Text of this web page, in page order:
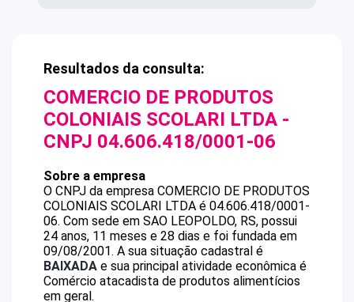
Resultados da consulta:
COMERCIO DE PRODUTOS
COLONIAIS SCOLARI LTDA -
CNPJ 04.606.418/0001-06
Sobre a empresa
O CNPJ da empresa COMERCIO DE PRODUTOS
COLONIAIS SCOLARI LTDA é 04.606.418/0001-
06. Com sede em SAO LEOPOLDO, RS, possui
24 anos, 11 meses e 28 dias e foi fundada em
09/08/2001. A sua situação cadastral é
BAIXADA e sua principal atividade econômica é
Comércio atacadista de produtos alimentícios
em geral.